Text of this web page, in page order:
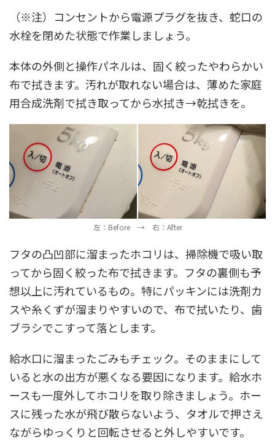
（※注）コンセントから電源プラグを抜き、蛇口の
水栓を閉めた状態で作業しましょう。
本体の外側と操作パネルは、固く絞ったやわらかい
布で拭きます。汚れが取れない場合は、薄めた家庭
用合成洗剤で拭き取ってから水拭き→乾拭きを。
左：Before → 右：After
フタの凸凹部に溜まったホコリは、掃除機で吸い取
ってから固く絞った布で拭きます。フタの裏側も予
想以上に汚れているもの。特にパッキンには洗剤カ
スや糸くずが溜まりやすいので、布で拭いたり、歯
ブラシでこすって落とします。
給水口に溜まったごみもチェック。そのままにして
いると水の出方が悪くなる要因になります。給水ホ
ースも一度外してホコリを取り除きましょう。ホー
スに残った水が飛び散らないよう、タオルで押さえ
ながらゆっくりと回転させると外しやすいです。